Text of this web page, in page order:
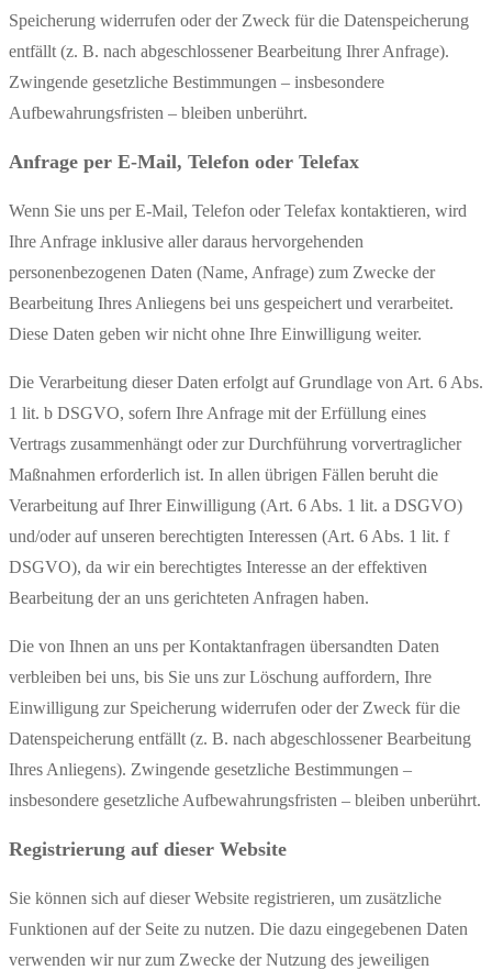
Speicherung widerrufen oder der Zweck für die Datenspeicherung
entfällt (z. B. nach abgeschlossener Bearbeitung Ihrer Anfrage).
Zwingende gesetzliche Bestimmungen – insbesondere
Aufbewahrungsfristen – bleiben unberührt.
Anfrage per E-Mail, Telefon oder Telefax
Wenn Sie uns per E-Mail, Telefon oder Telefax kontaktieren, wird
Ihre Anfrage inklusive aller daraus hervorgehenden
personenbezogenen Daten (Name, Anfrage) zum Zwecke der
Bearbeitung Ihres Anliegens bei uns gespeichert und verarbeitet.
Diese Daten geben wir nicht ohne Ihre Einwilligung weiter.
Die Verarbeitung dieser Daten erfolgt auf Grundlage von Art. 6 Abs.
1 lit. b DSGVO, sofern Ihre Anfrage mit der Erfüllung eines
Vertrags zusammenhängt oder zur Durchführung vorvertraglicher
Maßnahmen erforderlich ist. In allen übrigen Fällen beruht die
Verarbeitung auf Ihrer Einwilligung (Art. 6 Abs. 1 lit. a DSGVO)
und/oder auf unseren berechtigten Interessen (Art. 6 Abs. 1 lit. f
DSGVO), da wir ein berechtigtes Interesse an der effektiven
Bearbeitung der an uns gerichteten Anfragen haben.
Die von Ihnen an uns per Kontaktanfragen übersandten Daten
verbleiben bei uns, bis Sie uns zur Löschung auffordern, Ihre
Einwilligung zur Speicherung widerrufen oder der Zweck für die
Datenspeicherung entfällt (z. B. nach abgeschlossener Bearbeitung
Ihres Anliegens). Zwingende gesetzliche Bestimmungen –
insbesondere gesetzliche Aufbewahrungsfristen – bleiben unberührt.
Registrierung auf dieser Website
Sie können sich auf dieser Website registrieren, um zusätzliche
Funktionen auf der Seite zu nutzen. Die dazu eingegebenen Daten
verwenden wir nur zum Zwecke der Nutzung des jeweiligen